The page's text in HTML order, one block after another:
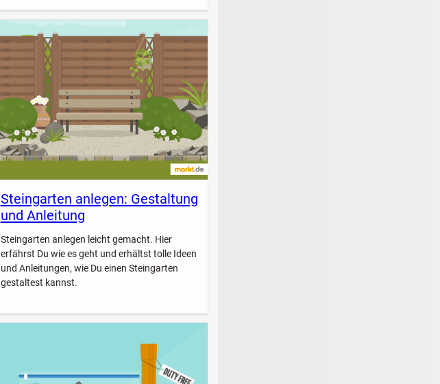
Steingarten anlegen: Gestaltung
und Anleitung
Steingarten anlegen leicht gemacht. Hier
erfährst Du wie es geht und erhältst tolle Ideen
und Anleitungen, wie Du einen Steingarten
gestaltest kannst.